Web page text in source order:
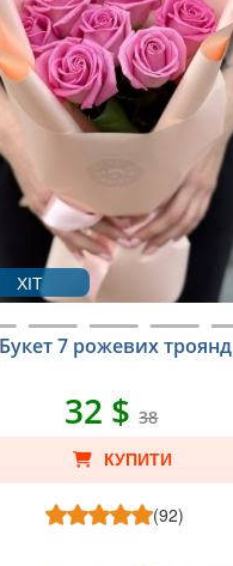
ХІТ
Букет 7 рожевих троянд
32 $38
КУПИТИ
(92)